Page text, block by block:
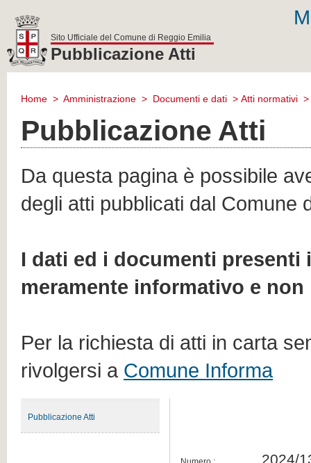
reggio
Sito Ufficiale del Comune di Reggio Emilia
Pubblicazione Atti
Home > Amministrazione > Documenti e dati > Atti normativi >
Pubblicazione Atti
Da questa pagina è possibile
degli atti pubblicati dal Comune
I dati ed i documenti presenti
meramente informativo e
Per la richiesta di atti in carta
rivolgersi a Comune Informa
2024/
Pubblicazione Atti